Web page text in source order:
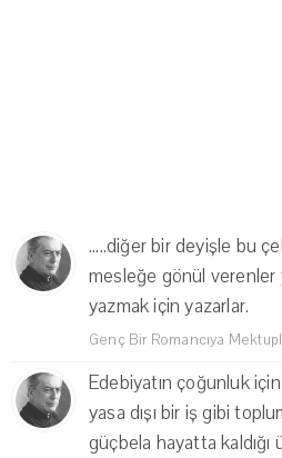
.....diğer bir deyişle bu
mesleğe gönül verenler
yazmak için yazarlar.
Genç Bir Romancıya
Edebiyatın çoğunluk
yasa dışı bir iş gibi
güçbela hayatta